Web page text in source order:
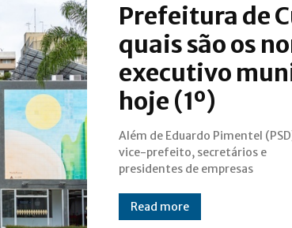
Prefeitura de
quais são os
executivo
hoje (1º)
Além de Eduardo Pimentel
vice-prefeito, secretários e
presidentes de empresas
municipais passarão a governar
Read more